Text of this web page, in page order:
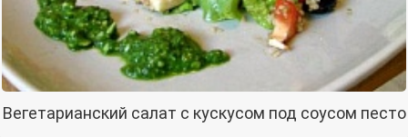
Вегетарианский салат с кускусом под соусом песто